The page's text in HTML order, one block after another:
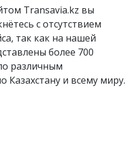
Transavia.kz вы
с отсутствием
так как на нашей
более 700
различным
Казахстану и всему миру.